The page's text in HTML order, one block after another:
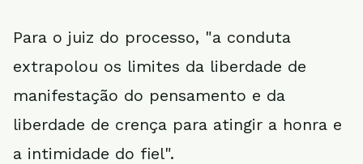
Para o juiz do processo, "a conduta
extrapolou os limites da liberdade de
manifestação do pensamento e da
liberdade de crença para atingir a honra e
a intimidade do fiel".